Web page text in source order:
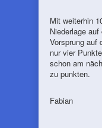
Mit weiterhin
Niederlage
Vorsprung auf
nur vier
schon am
zu punkten.
Fabian